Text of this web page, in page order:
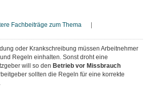
Fachbeiträge zum Thema
oder Krankschreibung müssen Arbeitnehmer
Regeln einhalten. Sonst droht eine
will so den Betrieb vor Missbrauch
sollten die Regeln für eine korrekte